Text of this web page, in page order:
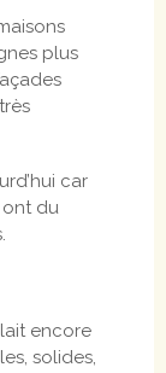
plus
car
ont du
encore
solides,